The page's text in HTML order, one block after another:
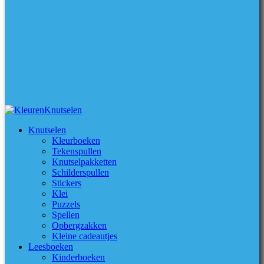
Knutselen
Kleurboeken
Tekenspullen
Knutselpakketten
Schilderspullen
Stickers
Klei
Puzzels
Spellen
Opbergzakken
Kleine cadeautjes
Leesboeken
Kinderboeken